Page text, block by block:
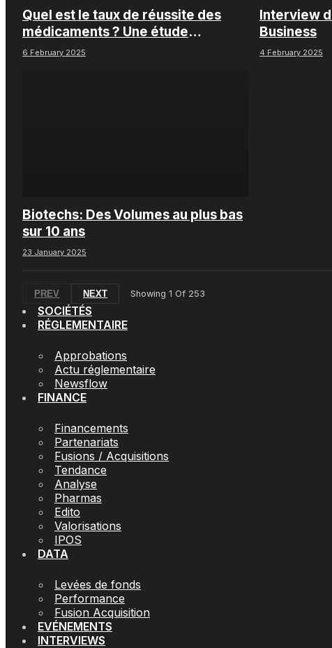
Quel est le taux de réussite des
médicaments ? Une étude
intéressante chez les Big Pharmas
6 February 2025
Interview
Business
4 February 2025
Biotechs: Des Volumes au plus bas
sur 10 ans
23 January 2025
PREV NEXT Showing 1 Of 253
SOCIÉTÉS
RÉGLEMENTAIRE
Approbations
Actu réglementaire
Newsflow
FINANCE
Financements
Partenariats
Fusions / Acquisitions
Tendance
Analyse
Pharmas
Edito
Valorisations
IPOS
DATA
Levées de fonds
Performance
Fusion Acquisition
EVÉNEMENTS
INTERVIEWS